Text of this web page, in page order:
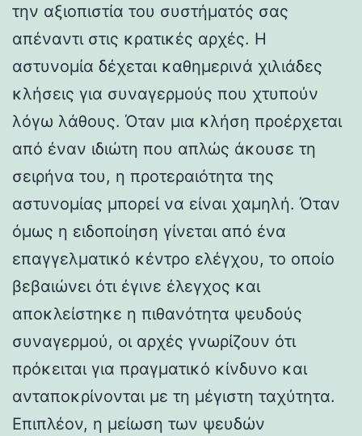
την αξιοπιστία του συστήματός σας
απέναντι στις κρατικές αρχές. Η
αστυνομία δέχεται καθημερινά χιλιάδες
κλήσεις για συναγερμούς που χτυπούν
λόγω λάθους. Όταν μια κλήση προέρχεται
από έναν ιδιώτη που απλώς άκουσε τη
σειρήνα του, η προτεραιότητα της
αστυνομίας μπορεί να είναι χαμηλή. Όταν
όμως η ειδοποίηση γίνεται από ένα
επαγγελματικό κέντρο ελέγχου, το οποίο
βεβαιώνει ότι έγινε έλεγχος και
αποκλείστηκε η πιθανότητα ψευδούς
συναγερμού, οι αρχές γνωρίζουν ότι
πρόκειται για πραγματικό κίνδυνο και
ανταποκρίνονται με τη μέγιστη ταχύτητα.
Επιπλέον, η μείωση των ψευδών